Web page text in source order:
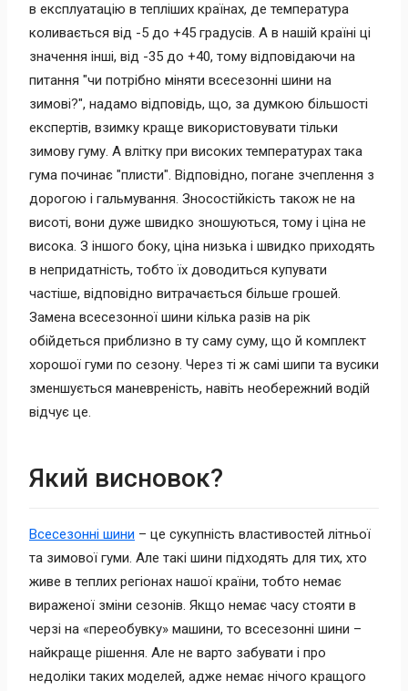
в експлуатацію в тепліших країнах, де температура
коливається від -5 до +45 градусів. А в нашій країні ці
значення інші, від -35 до +40, тому відповідаючи на
питання "чи потрібно міняти всесезонні шини на
зимові?", надамо відповідь, що, за думкою більшості
експертів, взимку краще використовувати тільки
зимову гуму. А влітку при високих температурах така
гума починає "плисти". Відповідно, погане зчеплення з
дорогою і гальмування. Зносостійкість також не на
висоті, вони дуже швидко зношуються, тому і ціна не
висока. З іншого боку, ціна низька і швидко приходять
в непридатність, тобто їх доводиться купувати
частіше, відповідно витрачається більше грошей.
Замена всесезонної шини кілька разів на рік
обійдеться приблизно в ту саму суму, що й комплект
хорошої гуми по сезону. Через ті ж самі шипи та вусики
зменшується маневреність, навіть необережний водій
відчує це.
Який висновок?
Всесезонні шини – це сукупність властивостей літньої
та зимової гуми. Але такі шини підходять для тих, хто
живе в теплих регіонах нашої країни, тобто немає
вираженої зміни сезонів. Якщо немає часу стояти в
черзі на «переобувку» машини, то всесезонні шини –
найкраще рішення. Але не варто забувати і про
недоліки таких моделей, адже немає нічого кращого